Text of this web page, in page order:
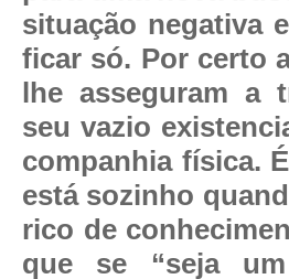
situação negativa
ficar só. Por certo
lhe asseguram a
seu vazio
companhia física.
está sozinho
rico de
que se “seja